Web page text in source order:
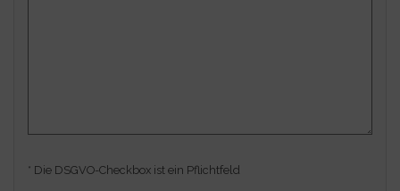
* Die DSGVO-Checkbox ist ein Pflichtfeld